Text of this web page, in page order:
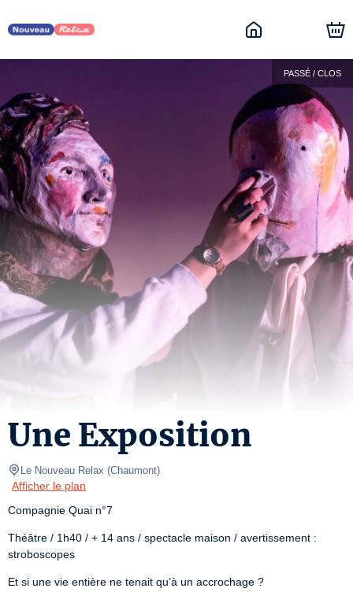
PASSÉ / CLOS
Une Exposition
Le Nouveau Relax (Chaumont)
Afficher le plan
Compagnie Quai n°7
Théâtre / 1h40 / + 14 ans / spectacle maison / avertissement :
stroboscopes
Et si une vie entière ne tenait qu’à un accrochage ?